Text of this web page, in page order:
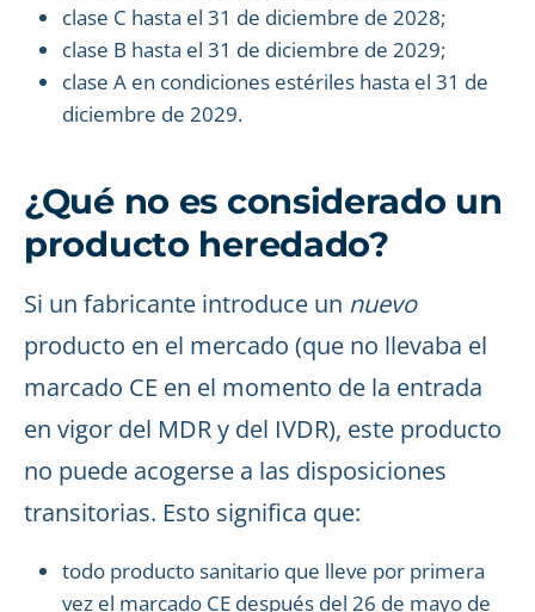
clase C hasta el 31 de diciembre de 2028;
clase B hasta el 31 de diciembre de 2029;
clase A en condiciones estériles hasta el 31 de
diciembre de 2029.
¿Qué no es considerado un
producto heredado?
Si un fabricante introduce un nuevo
producto en el mercado (que no llevaba el
marcado CE en el momento de la entrada
en vigor del MDR y del IVDR), este producto
no puede acogerse a las disposiciones
transitorias. Esto significa que:
todo producto sanitario que lleve por primera
vez el marcado CE después del 26 de mayo de